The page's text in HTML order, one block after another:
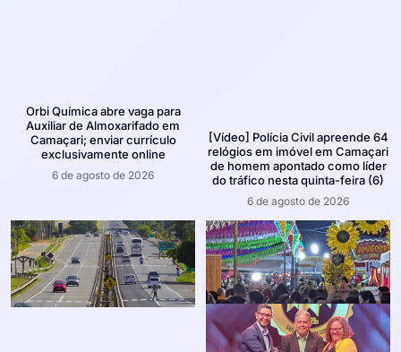
Orbi Química abre vaga para
Auxiliar de Almoxarifado em
Camaçari; enviar currículo
exclusivamente online
6 de agosto de 2026
[Vídeo] Polícia Civil apreende 64
relógios em imóvel em Camaçari
de homem apontado como líder
do tráfico nesta quinta-feira (6)
6 de agosto de 2026